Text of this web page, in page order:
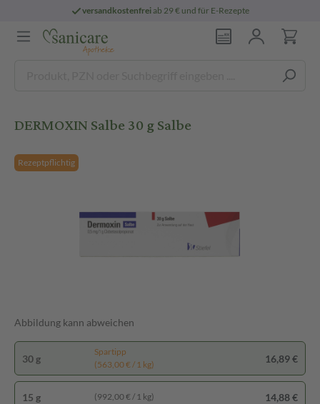
versandkostenfreiab 29 € und für E-Rezepte
DERMOXIN Salbe 30 g Salbe
Rezeptpflichtig
Abbildung kann abweichen
30 g
Spartipp
(563,00 € / 1 kg)
16,89 €
15 g (992,00 € / 1 kg) 14,88 €